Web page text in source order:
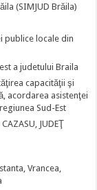
(SIMJUD Brăila)
publice locale din
a judetului Braila
capacităţii şi
acordarea asistenţei
Sud-Est
JUDEŢ
Vrancea,